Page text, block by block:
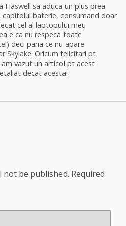
Haswell sa aduca un plus prea
capitolul baterie, consumand doar
cel al laptopului meu
e ca nu respeca toate
deci pana ce nu apare
Skylake. Oricum felicitari pt
vazut un articol pt acest
decat acesta!
not be published. Required